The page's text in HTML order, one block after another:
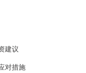
建议
对措施